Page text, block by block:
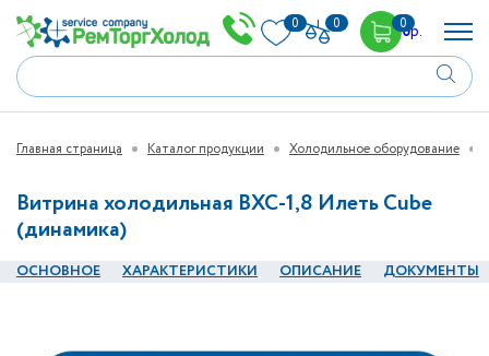
0 0 00р.
Главная страница Каталог продукции Холодильное оборудование
Витрина холодильная ВХС-1,8 Илеть Cube
(динамика)
ОСНОВНОЕ ХАРАКТЕРИСТИКИ ОПИСАНИЕ ДОКУМЕНТЫ